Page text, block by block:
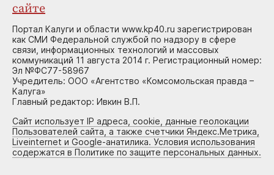
сайте
Портал Калуги и области www.kp40.ru зарегистрирован
как СМИ Федеральной службой по надзору в сфере
связи, информационных технологий и массовых
коммуникаций 11 августа 2014 г. Регистрационный номер:
Эл №ФС77-58967
Учредитель: ООО «Агентство «Комсомольская правда –
Калуга»
Главный редактор: Ивкин В.П.
Сайт использует IP адреса, cookie, данные геолокации
Пользователей сайта, а также счетчики Яндекс.Метрика,
Liveinternet и Google-анатилика. Условия использования
содержатся в Политике по защите персональных данных.